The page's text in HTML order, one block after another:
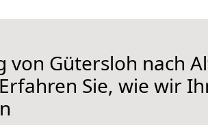
von Gütersloh nach
Sie, wie wir